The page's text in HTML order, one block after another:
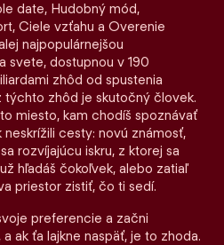
date, Hudobný mód,
Ciele vzťahu a Overenie
najpopulárnejšou
svete, dostupnou v 190
zhôd od spustenia
týchto zhôd je skutočný človek.
miesto, kam chodíš spoznávať
neskrížili cesty: novú známosť,
rozvíjajúcu iskru, z ktorej sa
hľadáš čokoľvek, alebo zatiaľ
priestor zistiť, čo ti sedí.
preferencie a začni
ak ťa lajkne naspäť, je to zhoda.